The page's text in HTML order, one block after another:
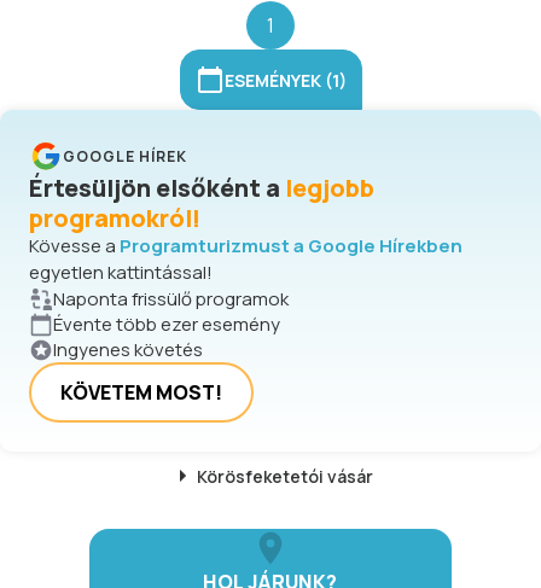
1
ESEMÉNYEK (1)
GOOGLE HÍREK
Értesüljön elsőként a legjobb
programokról!
Kövesse a Programturizmust a Google Hírekben
egyetlen kattintással!
Naponta frissülő programok
Évente több ezer esemény
Ingyenes követés
KÖVETEM MOST!
Körösfeketetói vásár
HOL JÁRUNK?